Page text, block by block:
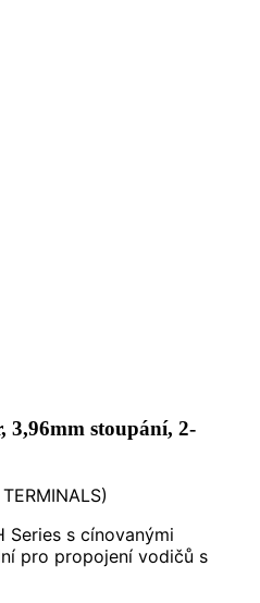
3,96mm stoupání, 2-
Series s cínovanými
pro propojení vodičů s